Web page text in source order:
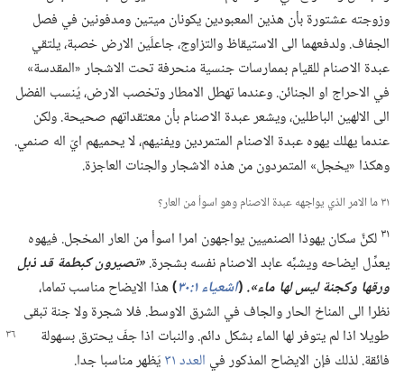
وزوجته عشتورة بأن هذين المعبودين يكونان ميتين ومدفونين في فصل
الجفاف.‏ ولدفعهما الى الاستيقاظ والتزاوج،‏ جاعلَين الارض خصبة،‏ يلتقي
عبدة الاصنام للقيام بممارسات جنسية منحرفة تحت الاشجار «المقدسة»
في الاحراج او الجنائن.‏ وعندما تهطل الامطار وتخصب الارض،‏ يُنسب الفضل
الى الالهين الباطلين،‏ ويشعر عبدة الاصنام بأن معتقداتهم صحيحة.‏ ولكن
عندما يهلك يهوه عبدة الاصنام المتمردين ويفنيهم،‏ لا يحميهم ايّ اله صنمي.‏
وهكذا «يخجل» المتمردون من هذه الاشجار والجنات العاجزة.‏
٣١ ما الامر الذي يواجهه عبدة الاصنام وهو اسوأ من العار؟‏
٣١ لكنَّ سكان يهوذا الصنميين يواجهون امرا اسوأ من العار المخجل.‏ فيهوه
يعدِّل ايضاحه ويشبِّه عابد الاصنام نفسه بشجرة.‏‏«تصيرون كبطمة قد ذبل
ورقها وكجنة ليس لها ماء».‏(‏اشعياء ١:‏٣٠ ‏)‏هذا الايضاح مناسب تماما،‏
نظرا الى المناخ الحار والجاف في الشرق الاوسط.‏ فلا شجرة ولا جنة تبقى
طويلا اذا لم يتوفر لها الماء بشكل دائم.‏ والنبات اذا جفّ يحترقبسهولة
فائقة.‏ لذلك فإن الايضاح المذكور في العدد ٣١ يَظهر مناسبا جدا.‏